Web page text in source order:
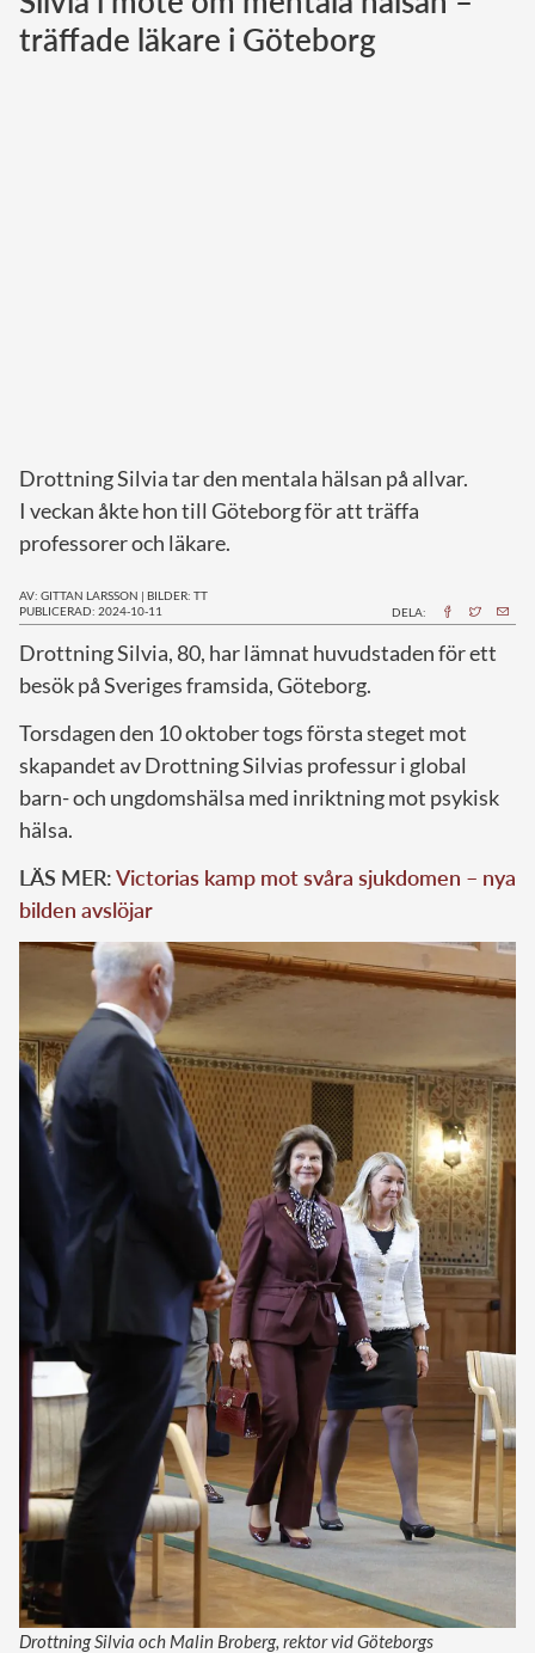
Norska kungahuset
träffade läkare i Göteborg
Drottning Silvia tar den mentala hälsan på allvar.
I veckan åkte hon till Göteborg för att träffa
professorer och läkare.
AV: GITTAN LARSSON | BILDER: TT
PUBLICERAD: 2024-10-11
DELA:
Drottning Silvia, 80, har lämnat huvudstaden för ett
besök på Sveriges framsida, Göteborg.
Torsdagen den 10 oktober togs första steget mot
skapandet av Drottning Silvias professur i global
barn- och ungdomshälsa med inriktning mot psykisk
hälsa.
LÄS MER:Victorias kamp mot svåra sjukdomen – nya
bilden avslöjar
Drottning Silvia och Malin Broberg, rektor vid Göteborgs